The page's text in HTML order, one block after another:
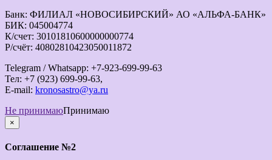
Банк: ФИЛИАЛ «НОВОСИБИРСКИЙ» АО «АЛЬФА-БАНК»
БИК: 045004774
К/счет: 30101810600000000774
Р/счёт: 40802810423050011872
Telegram / Whatsapp: +7-923-699-99-63
Тел: +7 (923) 699-99-63,
E-mail: kronosastro@ya.ru
Не принимаюПринимаю
×
закрыть
Соглашение №2